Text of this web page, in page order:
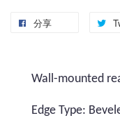
分享
Wall-mounted
Edge Type: